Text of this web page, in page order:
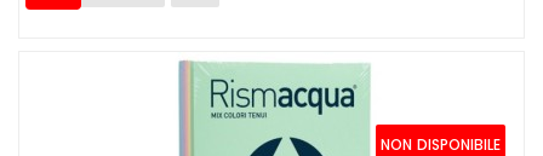
NON DISPONIBILE